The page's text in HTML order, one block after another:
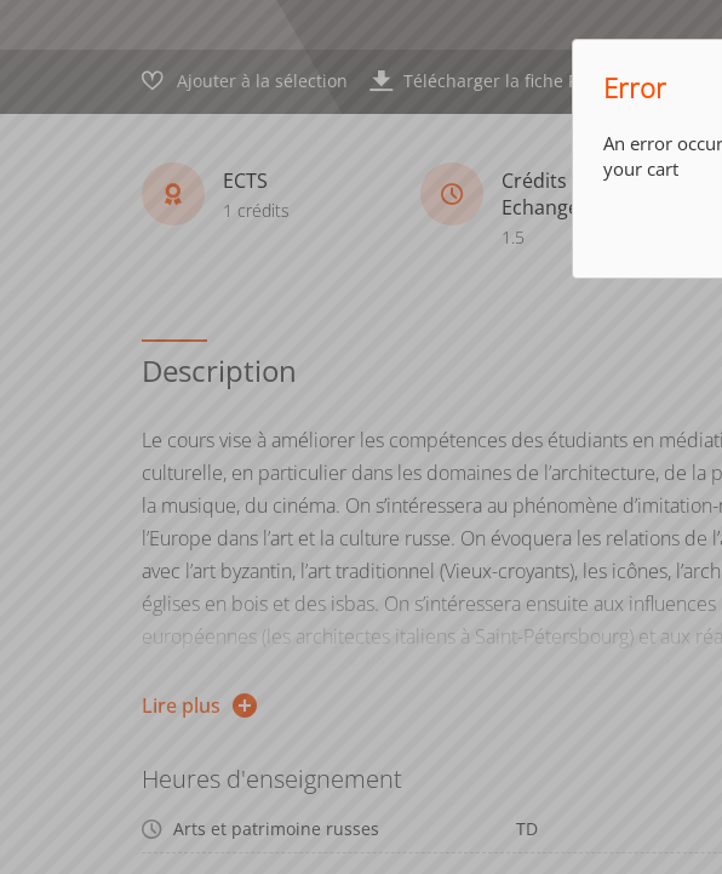
Ajouter à la sélection Télécharger la fiche PDF
ECTS
1 crédits
Crédits ECTS
Echange
1.5
Description
Le cours vise à améliorer les compétences des étudiants en
culturelle, en particulier dans les domaines de l’architecture, de la
la musique, du cinéma. On s’intéressera au phénomène
l’Europe dans l’art et la culture russe. On évoquera les relations de
avec l’art byzantin, l’art traditionnel (Vieux-croyants), les icônes,
églises en bois et des isbas. On s’intéressera ensuite aux influences
européennes (les architectes italiens à Saint-Pétersbourg) et aux
Tchaïkovski, Stravinski, Prokofiev…). Enfin, on décrira la percée de l’art
Lire plus
Heures d'enseignement
Arts et patrimoine russes TD
Error
An error
your cart